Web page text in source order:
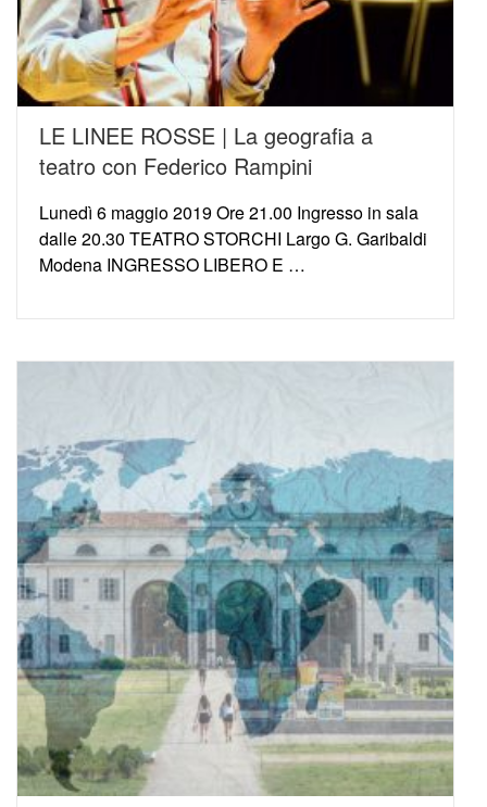
LE LINEE ROSSE | La geografia a
teatro con Federico Rampini
Lunedì 6 maggio 2019 Ore 21.00 Ingresso in sala
dalle 20.30 TEATRO STORCHI Largo G. Garibaldi
Modena INGRESSO LIBERO E …